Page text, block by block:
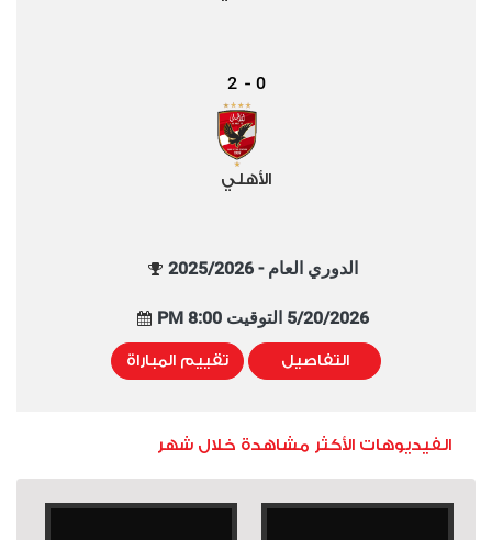
0
-
2
الأهلي
الدوري العام - 2025/2026
5/20/2026 التوقيت 8:00 PM
التفاصيل تقييم المباراة
الفيديوهات الأكثر مشاهدة خلال شهر